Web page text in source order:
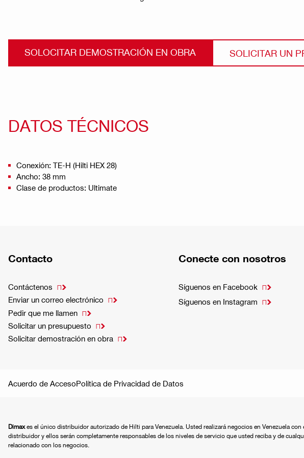
SOLOCITAR DEMOSTRACIÓN EN OBRA SOLICITAR UN
DATOS TÉCNICOS
Conexión: TE-H (Hilti HEX 28)
Ancho: 38 mm
Clase de productos: Ultimate
Contacto
Contáctenos 
Enviar un correo electrónico 
Pedir que me llamen 
Solicitar un presupuesto 
Solicitar demostración en obra 
Conecte con nosotros
Síguenos en Facebook 
Síguenos en Instagram 
Acuerdo de AccesoPolítica de Privacidad de Datos
Dimaxes el único distribuidor autorizado de Hilti para Venezuela. Usted realizará negocios en Venezuela con
distribuidor y ellos serán completamente responsables de los niveles de servicio que usted reciba y de
relacionado con los negocios.